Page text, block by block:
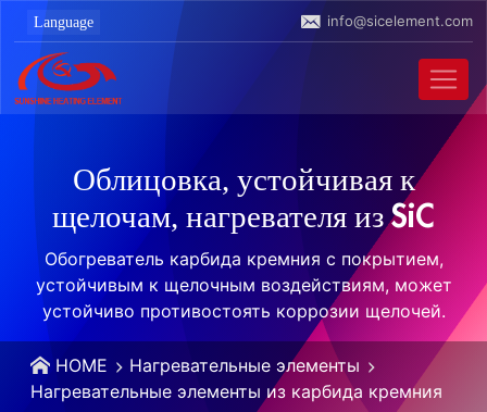
info@sicelement.com
Облицовка, устойчивая к
щелочам, нагревателя из SiC
Обогреватель карбида кремния с покрытием,
устойчивым к щелочным воздействиям, может
устойчиво противостоять коррозии щелочей.
HOME
Нагревательные элементы
Нагревательные элементы из карбида кремния